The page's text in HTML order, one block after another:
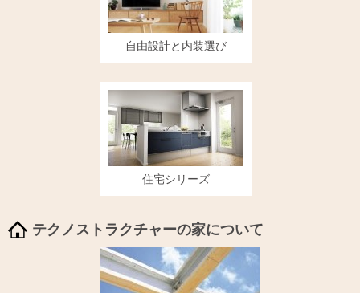
自由設計と内装選び
住宅シリーズ
テクノストラクチャーの家について